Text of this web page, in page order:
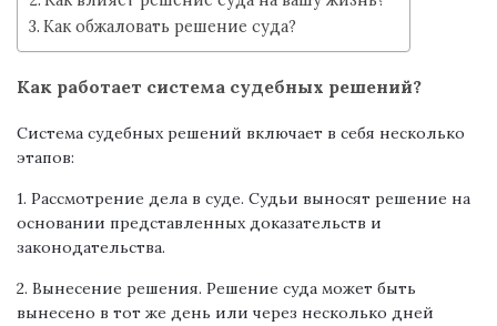
Как обжаловать решение суда?
Как работает система судебных решений?
Система судебных решений включает в себя несколько
этапов:
1. Рассмотрение дела в суде. Судьи выносят решение на
основании представленных доказательств и
законодательства.
2. Вынесение решения. Решение суда может быть
вынесено в тот же день или через несколько дней